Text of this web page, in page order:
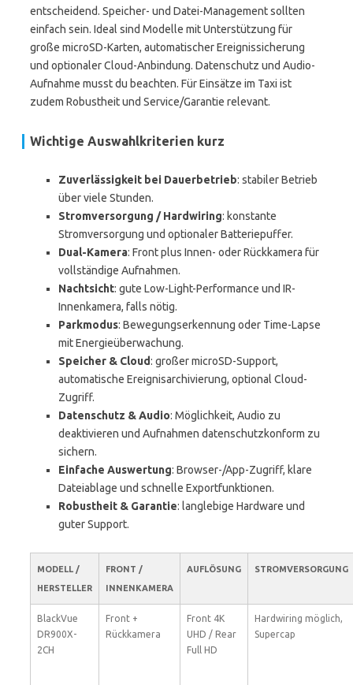
entscheidend. Speicher- und Datei-Management sollten
einfach sein. Ideal sind Modelle mit Unterstützung für
große microSD-Karten, automatischer Ereignissicherung
und optionaler Cloud-Anbindung. Datenschutz und Audio-
Aufnahme musst du beachten. Für Einsätze im Taxi ist
zudem Robustheit und Service/Garantie relevant.
Wichtige Auswahlkriterien kurz
Zuverlässigkeit bei Dauerbetrieb: stabiler Betrieb
über viele Stunden.
Stromversorgung / Hardwiring: konstante
Stromversorgung und optionaler Batteriepuffer.
Dual-Kamera: Front plus Innen- oder Rückkamera für
vollständige Aufnahmen.
Nachtsicht: gute Low-Light-Performance und IR-
Innenkamera, falls nötig.
Parkmodus: Bewegungserkennung oder Time-Lapse
mit Energieüberwachung.
Speicher & Cloud: großer microSD-Support,
automatische Ereignisarchivierung, optional Cloud-
Zugriff.
Datenschutz & Audio: Möglichkeit, Audio zu
deaktivieren und Aufnahmen datenschutzkonform zu
sichern.
Einfache Auswertung: Browser-/App-Zugriff, klare
Dateiablage und schnelle Exportfunktionen.
Robustheit & Garantie: langlebige Hardware und
guter Support.
MODELL /
HERSTELLER
FRONT /
INNENKAMERA
AUFLÖSUNG STROMVERSORGUNG
BlackVue
DR900X-
2CH
Front +
Rückkamera
Front 4K
UHD / Rear
Full HD
Hardwiring möglich,
Supercap